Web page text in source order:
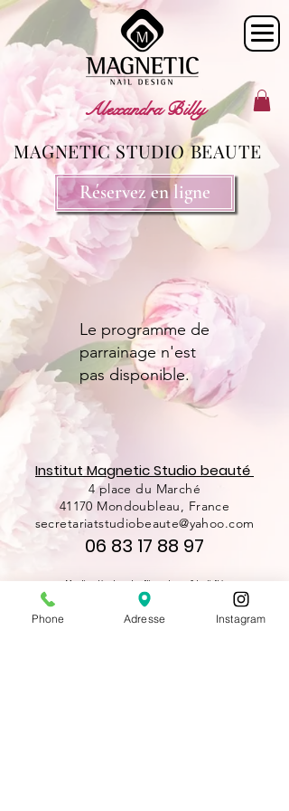
Réservez en ligne
MAGNETIC STUDIO BEAUTE
Alexandra Billy
Le programme de
parrainage n'est
pas disponible.
Institut Magnetic Studio beauté
4 place du Marché
41170 Mondoubleau, France
secretariatstudiobeaute@yahoo.com
06 83 17 88 97
Phone Adresse Instagram